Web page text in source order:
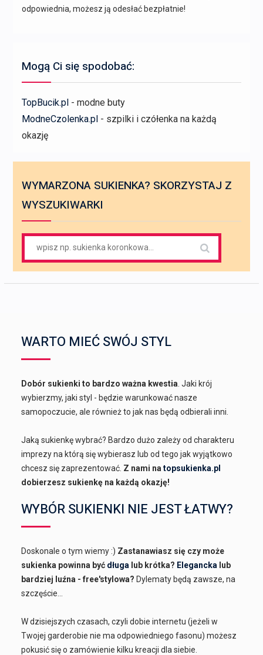
odpowiednia, możesz ją odesłać bezpłatnie!
Mogą Ci się spodobać:
TopBucik.pl- modne buty
ModneCzolenka.pl- szpilki i czółenka na każdą
okazję
WYMARZONA SUKIENKA? SKORZYSTAJ Z
WYSZUKIWARKI
for:
WARTO MIEĆ SWÓJ STYL
Dobór sukienki to bardzo ważna kwestia . Jaki krój
wybierzmy, jaki styl - będzie warunkować nasze
samopoczucie, ale również to jak nas będą odbierali inni.
Jaką sukienkę wybrać? Bardzo dużo zależy od charakteru
imprezy na którą się wybierasz lub od tego jak wyjątkowo
chcesz się zaprezentować. Z nami natopsukienka.pl
dobierzesz sukienkę na każdą okazję!
WYBÓR SUKIENKI NIE JEST ŁATWY?
Doskonale o tym wiemy :) Zastanawiasz się czy może
sukienka powinna być długa lub krótka? Elegancka lub
bardziej luźna - free'stylowa? Dylematy będą zawsze, na
szczęście...
W dzisiejszych czasach, czyli dobie internetu (jeżeli w
Twojej garderobie nie ma odpowiedniego fasonu) możesz
pokusić się o zamówienie kilku kreacji dla siebie.